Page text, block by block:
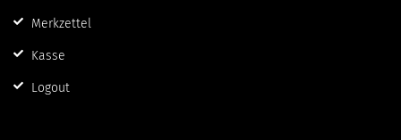
Merkzettel
Kasse
Logout